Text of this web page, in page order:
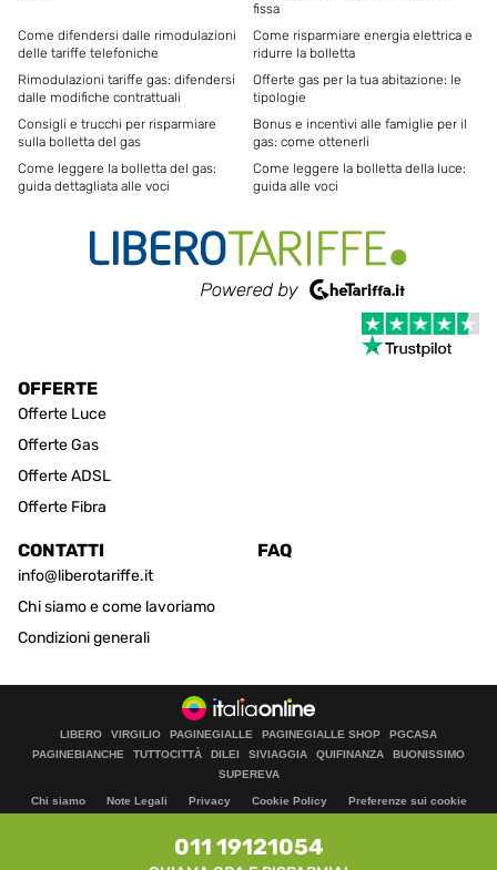
fissa
Come difendersi dalle rimodulazioni
delle tariffe telefoniche
Come risparmiare energia elettrica e
ridurre la bolletta
Rimodulazioni tariffe gas: difendersi
dalle modifiche contrattuali
Offerte gas per la tua abitazione: le
tipologie
Consigli e trucchi per risparmiare
sulla bolletta del gas
Bonus e incentivi alle famiglie per il
gas: come ottenerli
Come leggere la bolletta del gas:
guida dettagliata alle voci
Come leggere la bolletta della luce:
guida alle voci
OFFERTE
Offerte Luce
Offerte Gas
Offerte ADSL
Offerte Fibra
CONTATTI
info@liberotariffe.it
Chi siamo e come lavoriamo
Condizioni generali
FAQ
LIBERO VIRGILIO PAGINEGIALLE PAGINEGIALLE SHOP
PGCASA
PAGINEBIANCHE
TUTTOCITTÀ DILEI SIVIAGGIA QUIFINANZA
BUONISSIMO
SUPEREVA
Chi siamo Note Legali Privacy Cookie Policy
Preferenze sui cookie
© Italiaonline S.p.A.
Direzione e coordinamento di Libero Acquisition S.á r.l.
011 19121054